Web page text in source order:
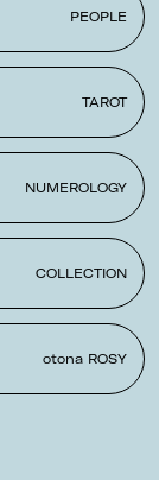
PEOPLE
TAROT
NUMEROLOGY
COLLECTION
otona ROSY